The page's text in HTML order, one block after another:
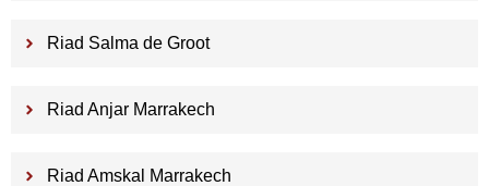
Riad Salma de Groot
Riad Anjar Marrakech
Riad Amskal Marrakech